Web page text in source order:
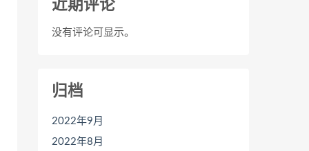
近期评论
没有评论可显示。
归档
2022年9月
2022年8月